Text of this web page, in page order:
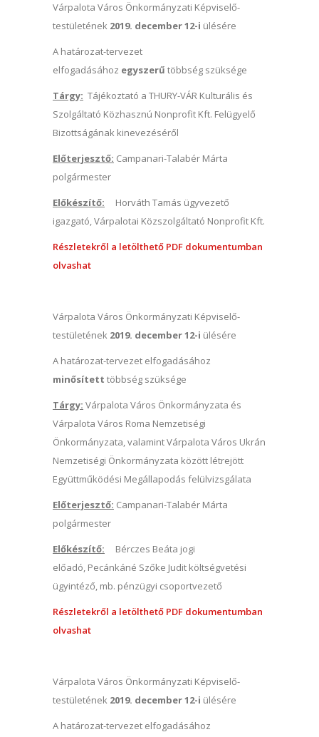
Várpalota Város Önkormányzati Képviselő-
testületének 2019. december 12-i ülésére
A határozat-tervezet
elfogadásához egyszerű többség szüksége
Tárgy: Tájékoztató a THURY-VÁR Kulturális és
Szolgáltató Közhasznú Nonprofit Kft. Felügyelő
Bizottságának kinevezéséről
Előterjesztő: Campanari-Talabér Márta
polgármester
Előkészítő: Horváth Tamás ügyvezető
igazgató, Várpalotai Közszolgáltató Nonprofit Kft.
Részletekről a letölthető PDF dokumentumban
olvashat
Várpalota Város Önkormányzati Képviselő-
testületének 2019. december 12-i ülésére
A határozat-tervezet elfogadásához
minősített többség szüksége
Tárgy: Várpalota Város Önkormányzata és
Várpalota Város Roma Nemzetiségi
Önkormányzata, valamint Várpalota Város Ukrán
Nemzetiségi Önkormányzata között létrejött
Együttműködési Megállapodás felülvizsgálata
Előterjesztő: Campanari-Talabér Márta
polgármester
Előkészítő:
Bérczes Beáta jogi
előadó, Pecánkáné Szőke Judit költségvetési
ügyintéző, mb. pénzügyi csoportvezető
Részletekről a letölthető PDF dokumentumban
olvashat
Várpalota Város Önkormányzati Képviselő-
testületének 2019. december 12-i ülésére
A határozat-tervezet elfogadásához